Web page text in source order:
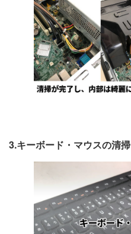
3.キーボード・マウスの清掃